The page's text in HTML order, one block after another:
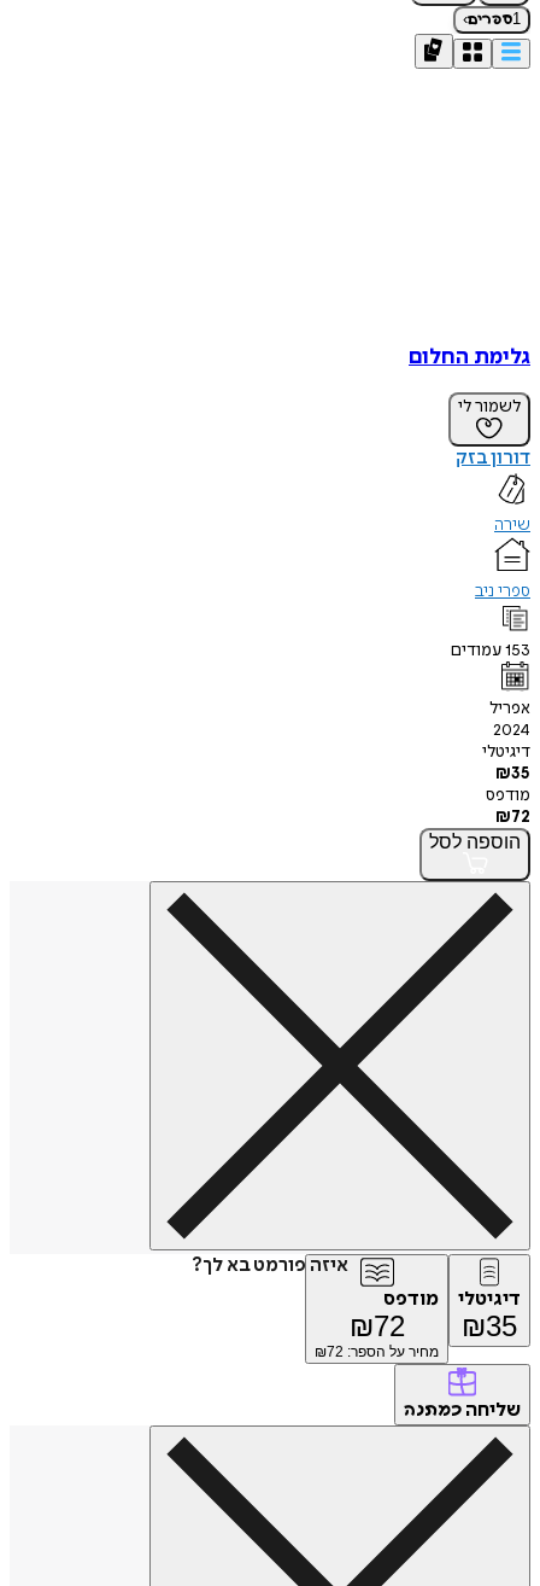
1ספרים›
גלימת החלום
לשמור לי
דורון בזק
שירה
ספרי ניב
153עמודים
אפריל
2024
דיגיטלי
₪35
מודפס
₪72
הוספה לסל
איזה פורמט בא לך?
דיגיטלי
₪35
מודפס
₪72
מחיר על הספר: ₪ 72
שליחה כמתנה